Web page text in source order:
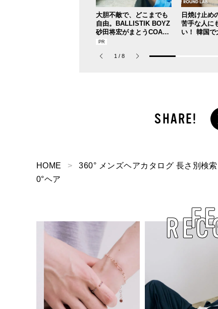
大胆不敵で、どこまでも
自由。BALLISTIK BOYZ
砂田将宏がまとうCOACH
の新作フレグランス「コ
パルファム」
日焼け止め
苦手な人に
い！ 韓国で
1 / 8
HOME 360° メンズヘアカタログ 長さ別検索
0°ヘア